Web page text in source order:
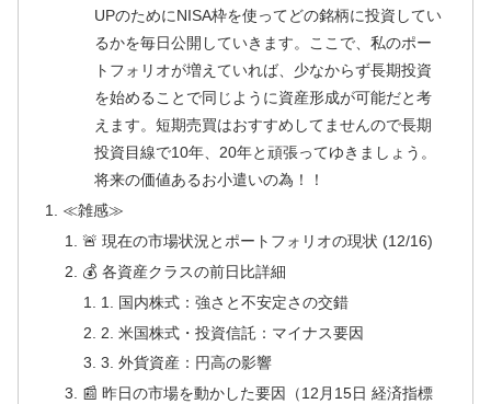
UPのためにNISA枠を使ってどの銘柄に投資してい
るかを毎日公開していきます。ここで、私のポー
トフォリオが増えていれば、少なからず長期投資
を始めることで同じように資産形成が可能だと考
えます。短期売買はおすすめしてませんので長期
投資目線で10年、20年と頑張ってゆきましょう。
将来の価値あるお小遣いの為！！
≪雑感≫
🚨 現在の市場状況とポートフォリオの現状 (12/16)
💰 各資産クラスの前日比詳細
1. 国内株式：強さと不安定さの交錯
2. 米国株式・投資信託：マイナス要因
3. 外貨資産：円高の影響
📰 昨日の市場を動かした要因（12月15日 経済指標